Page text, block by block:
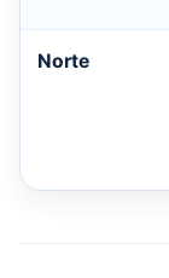
Norte